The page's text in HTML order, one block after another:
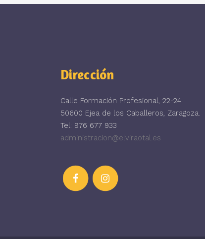
Dirección
Calle Formación Profesional, 22-24
50600 Ejea de los Caballeros, Zaragoza.
Tel: 976 677 933
administracion@elviraotal.es